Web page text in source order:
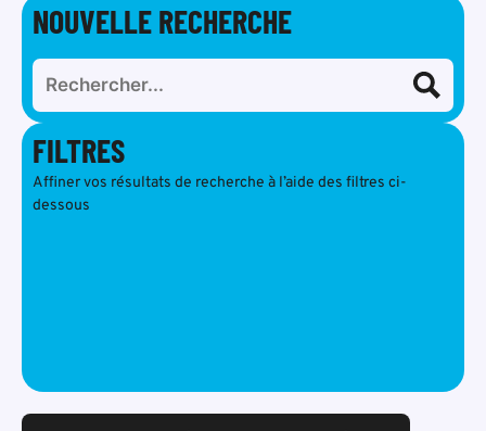
NOUVELLE RECHERCHE
FILTRES
Affiner vos résultats de recherche à l’aide des filtres ci-
dessous